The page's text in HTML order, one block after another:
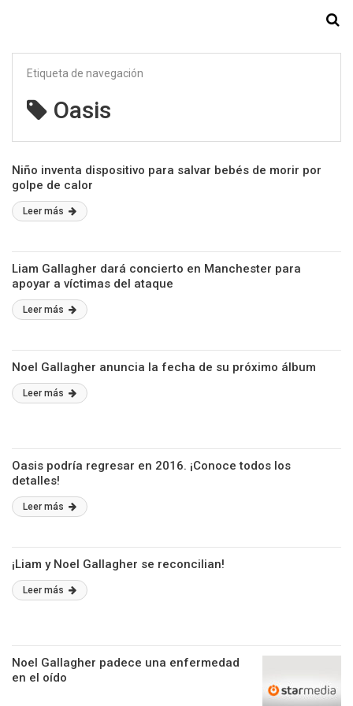
Etiqueta de navegación
Oasis
Niño inventa dispositivo para salvar bebés de morir por
golpe de calor
Leer más
Liam Gallagher dará concierto en Manchester para
apoyar a víctimas del ataque
Leer más
Noel Gallagher anuncia la fecha de su próximo álbum
Leer más
Oasis podría regresar en 2016. ¡Conoce todos los
detalles!
Leer más
¡Liam y Noel Gallagher se reconcilian!
Leer más
Noel Gallagher padece una enfermedad
en el oído